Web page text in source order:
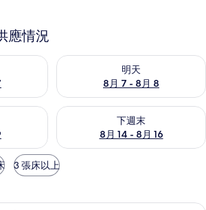
應情況
的供應情況
明天
8月 7 - 8月 8
查看明天 (8月 7 - 8月 8) 的供
9) 的供應情況
下週末
8月 14 - 8月 16
查看下週末 (8月 14 - 8月 16)
3 張床以上